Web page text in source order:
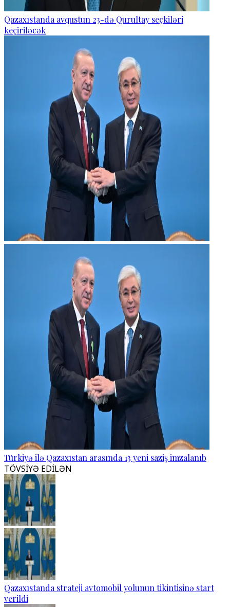
Qazaxıstanda avqustun 23-də Qurultay seçkiləri
keçiriləcək
Türkiyə ilə Qazaxıstan arasında 13 yeni saziş imzalanıb
TÖVSİYƏ EDİLƏN
Qazaxıstanda strateji avtomobil yolunun tikintisinə start
verildi